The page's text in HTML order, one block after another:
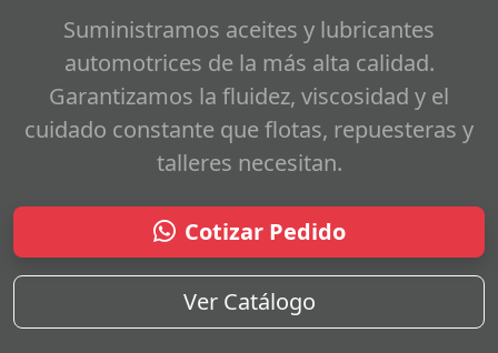
Suministramos aceites y lubricantes
automotrices de la más alta calidad.
Garantizamos la fluidez, viscosidad y el
cuidado constante que flotas, repuesteras y
talleres necesitan.
Cotizar Pedido
Ver Catálogo